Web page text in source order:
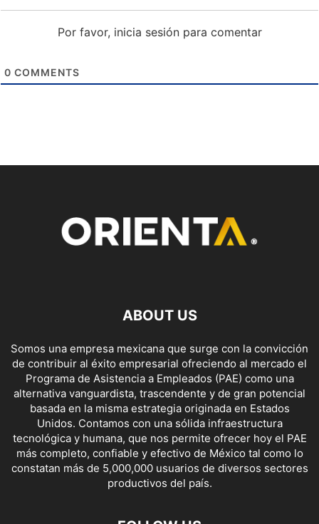
Por favor, inicia sesión para comentar
0 COMMENTS
ABOUT US
Somos una empresa mexicana que surge con la convicción
de contribuir al éxito empresarial ofreciendo al mercado el
Programa de Asistencia a Empleados (PAE) como una
alternativa vanguardista, trascendente y de gran potencial
basada en la misma estrategia originada en Estados
Unidos. Contamos con una sólida infraestructura
tecnológica y humana, que nos permite ofrecer hoy el PAE
más completo, confiable y efectivo de México tal como lo
constatan más de 5,000,000 usuarios de diversos sectores
productivos del país.